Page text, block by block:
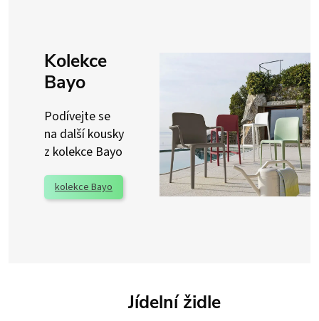
Kolekce
Bayo
Podívejte se
na další kousky
z kolekce Bayo
kolekce Bayo
Jídelní židle